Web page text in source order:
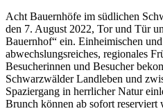
Acht Bauernhöfe im südlichen
den 7. August 2022, Tor und Tür
Bauernhof“ ein. Einheimischen
abwechslungsreiches, regionales
Besucherinnen und Besucher
Schwarzwälder Landleben und
Spaziergang in herrlicher Natur
Brunch können ab sofort reserviert